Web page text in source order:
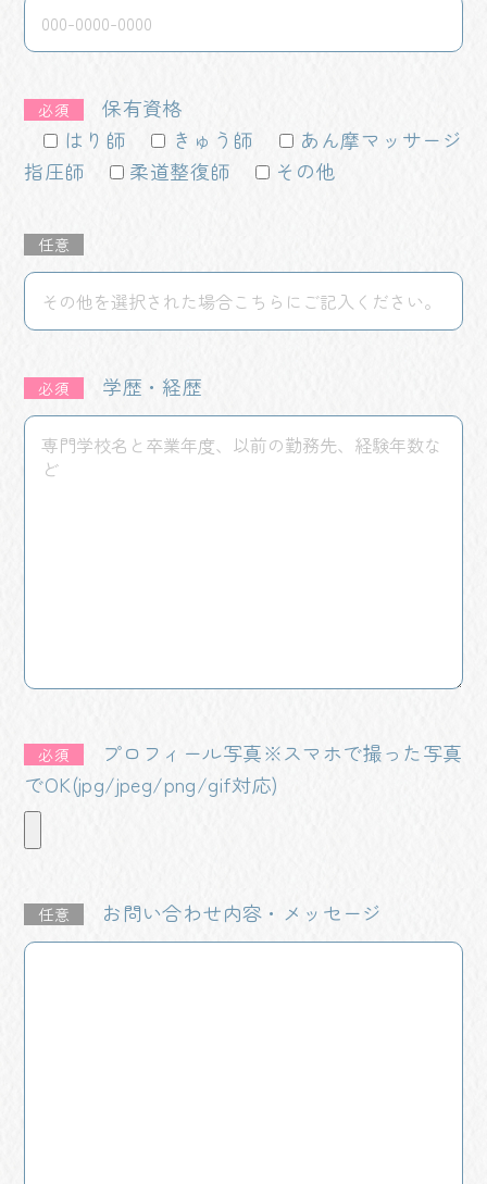
必須
保有資格
はり師
きゅう師
あん摩マッサージ
指圧師
柔道整復師 その他
任意
必須 学歴・経歴
必須
プロフィール写真※スマホで撮った写真
でOK(jpg/jpeg/png/gif対応)
任意 お問い合わせ内容・メッセージ